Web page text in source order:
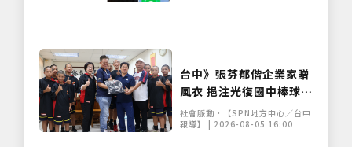
台中》張芬郁偕企業家贈
風衣 挹注光復國中棒球隊
資源
社會脈動•【SPN地方中心／台中
報導】 | 2026-08-05 16:00